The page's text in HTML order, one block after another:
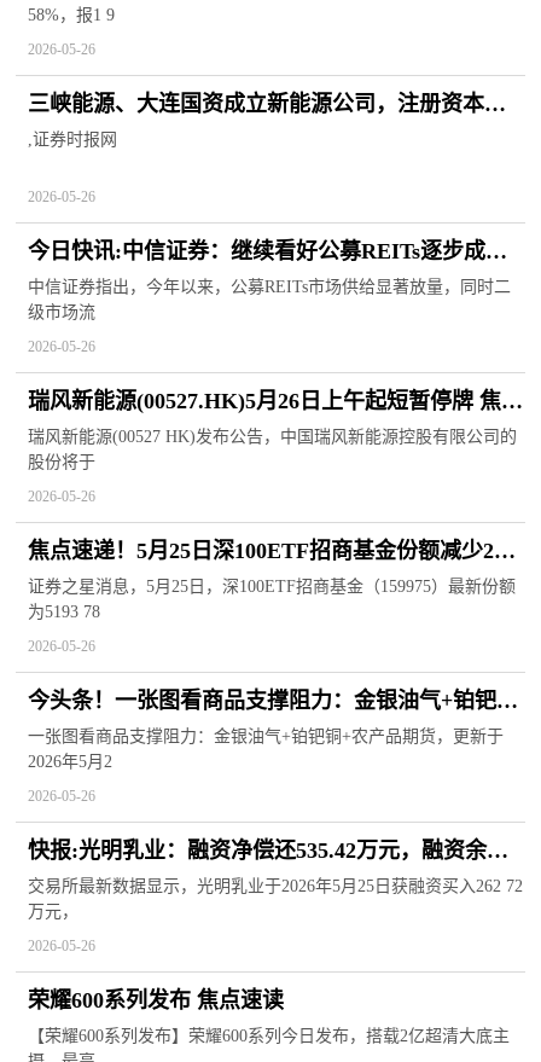
58%，报1 9
2026-05-26
三峡能源、大连国资成立新能源公司，注册资本
6000万元
,证券时报网
2026-05-26
今日快讯:中信证券：继续看好公募REITs逐步成长
并成为“固收+”策略的适配资产
中信证券指出，今年以来，公募REITs市场供给显著放量，同时二
级市场流
2026-05-26
瑞风新能源(00527.HK)5月26日上午起短暂停牌 焦点
快播
瑞风新能源(00527 HK)发布公告，中国瑞风新能源控股有限公司的
股份将于
2026-05-26
焦点速递！5月25日深100ETF招商基金份额减少250
万份，重仓股宁德时代、中际旭创、新易盛
证券之星消息，5月25日，深100ETF招商基金（159975）最新份额
为5193 78
2026-05-26
今头条！一张图看商品支撑阻力：金银油气+铂钯铜
农产品期货(2026年5月26日)
一张图看商品支撑阻力：金银油气+铂钯铜+农产品期货，更新于
2026年5月2
2026-05-26
快报:光明乳业：融资净偿还535.42万元，融资余额
2.75亿元
交易所最新数据显示，光明乳业于2026年5月25日获融资买入262 72
万元，
2026-05-26
荣耀600系列发布 焦点速读
【荣耀600系列发布】荣耀600系列今日发布，搭载2亿超清大底主